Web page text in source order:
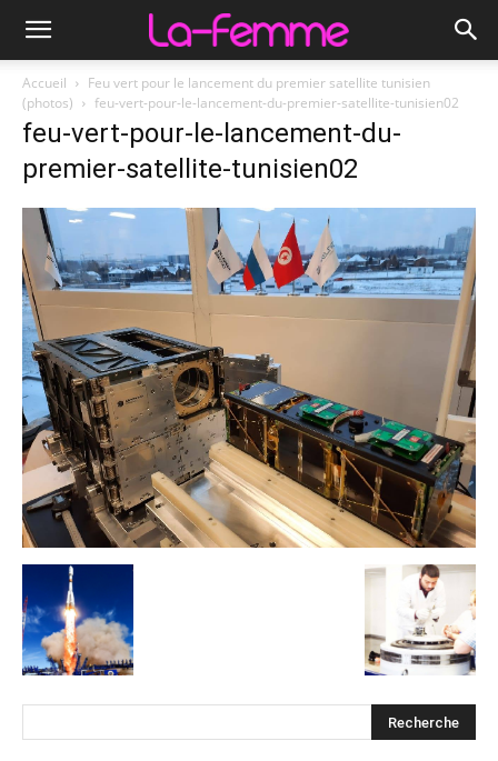
Accueil
Feu vert pour le lancement du premier satellite tunisien
(photos)
feu-vert-pour-le-lancement-du-premier-satellite-tunisien02
feu-vert-pour-le-lancement-du-
premier-satellite-tunisien02